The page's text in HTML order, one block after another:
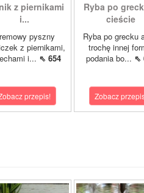
z piernikami
i...
pyszny
z piernikami,
i... ⇖ 654
przepis!
Ryba po
cieście
Ryba po grecku
trochę innej
podania bo... ⇖
Zobacz